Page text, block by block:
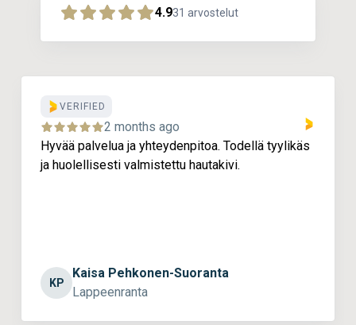
4.931 arvostelut
VERIFIED
2 months ago
Hyvää palvelua ja yhteydenpitoa. Todellä tyylikäs
ja huolellisesti valmistettu hautakivi.
Kaisa Pehkonen-Suoranta
Lappeenranta